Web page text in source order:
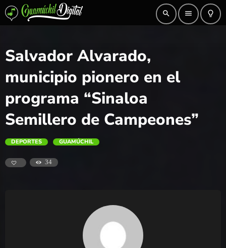
search menu lightbulb_outline
Salvador Alvarado,
municipio pionero en el
programa “Sinaloa
Semillero de Campeones”
DEPORTES GUAMÚCHIL
34